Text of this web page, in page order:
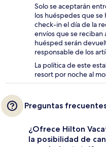
Solo se aceptarán
los huéspedes que se
check-in el día de la
envíos que se reciban
huésped serán
responsable de los
La política de este
resort por noche al
Preguntas
¿Ofrece Hilton
la posibilidad de